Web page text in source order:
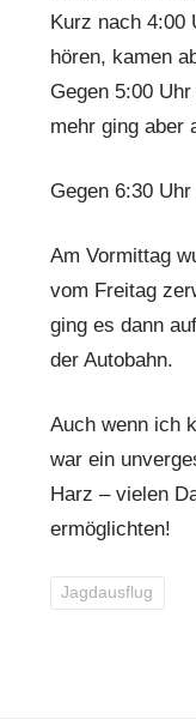
Kurz nach 4:00
hören, kamen
Gegen 5:00
mehr ging aber
Gegen 6:30
Am Vormittag
vom Freitag
ging es dann
der Autobahn.
Auch wenn ich
war ein
Harz – vielen
ermöglichten!
Jagdausflug